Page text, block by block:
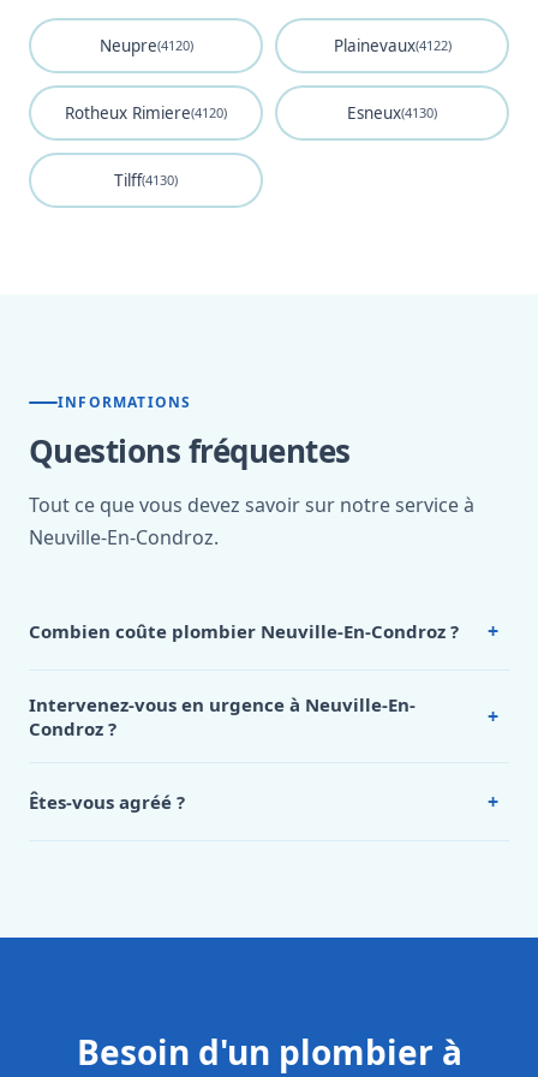
Neupre(4120) Plainevaux(4122)
Rotheux Rimiere(4120) Esneux(4130)
Tilff(4130)
INFORMATIONS
Questions fréquentes
Tout ce que vous devez savoir sur notre service à
Neuville-En-Condroz.
Combien coûte plombier Neuville-En-Condroz ? +
Neuville-En-Condroz, appelez le 0472 53 24 26.
Intervenez-vous en urgence à Neuville-En-
Condroz ?
+
Êtes-vous agréé ? +
Besoin d'un plombier à